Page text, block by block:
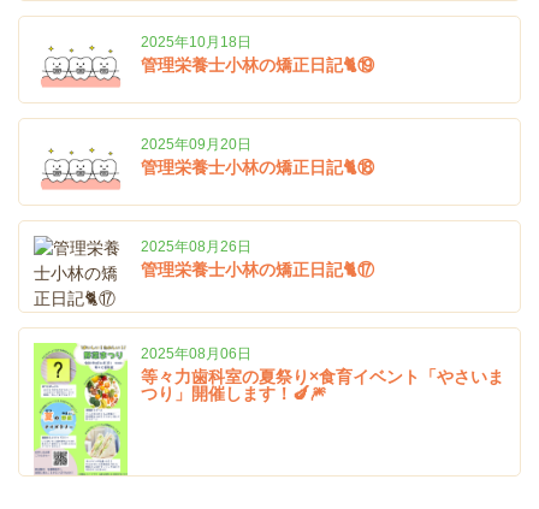
2025年10月18日
管理栄養士小林の矯正日記🐈⑲
2025年09月20日
管理栄養士小林の矯正日記🐈⑱
2025年08月26日
管理栄養士小林の矯正日記🐈⑰
2025年08月06日
等々力歯科室の夏祭り×食育イベント「やさいま
つり」開催します！🍆🎆